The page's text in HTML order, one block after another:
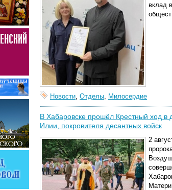
вклад
Новости, Отделы, Милосердие
В Хабаровске прошёл Крестный ход в
Илии, покровителя десантных войск
2